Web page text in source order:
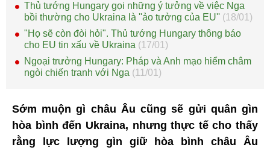
Thủ tướng Hungary gọi những ý tưởng về việc Nga
bồi thường cho Ukraina là ''ảo tưởng của EU'' (18/01)
"Họ sẽ còn đòi hỏi". Thủ tướng Hungary thông báo
cho EU tin xấu về Ukraina (17/01)
Ngoại trưởng Hungary: Pháp và Anh mạo hiểm châm
ngòi chiến tranh với Nga (11/01)
Sớm muộn gì châu Âu cũng sẽ gửi quân gìn
hòa bình đến Ukraina, nhưng thực tế cho thấy
rằng lực lượng gìn giữ hòa bình châu Âu